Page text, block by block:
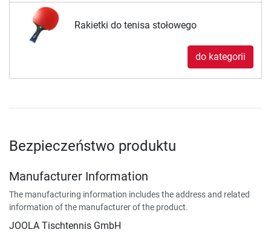
Rakietki do tenisa stołowego
do kategorii
Bezpieczeństwo produktu
Manufacturer Information
The manufacturing information includes the address and related
information of the manufacturer of the product.
JOOLA Tischtennis GmbH